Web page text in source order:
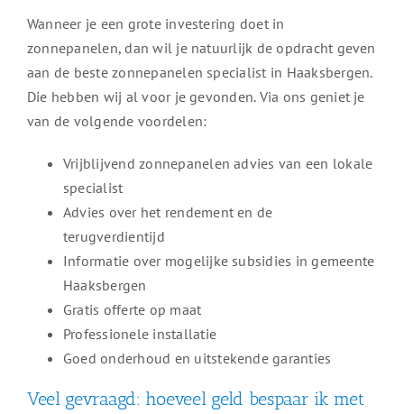
Wanneer je een grote investering doet in
zonnepanelen, dan wil je natuurlijk de opdracht geven
aan de beste zonnepanelen specialist in Haaksbergen.
Die hebben wij al voor je gevonden. Via ons geniet je
van de volgende voordelen:
Vrijblijvend zonnepanelen advies van een lokale
specialist
Advies over het rendement en de
terugverdientijd
Informatie over mogelijke subsidies in gemeente
Haaksbergen
Gratis offerte op maat
Professionele installatie
Goed onderhoud en uitstekende garanties
Veel gevraagd: hoeveel geld bespaar ik met